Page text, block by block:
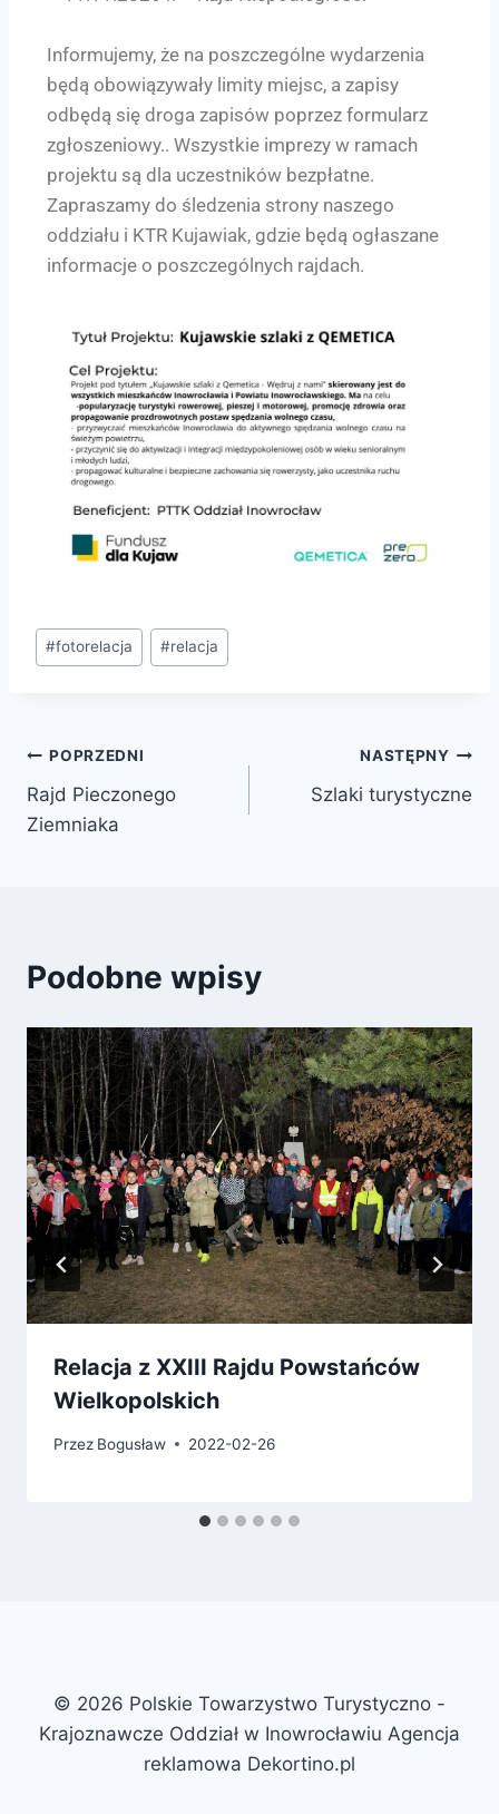
Informujemy, że na poszczególne wydarzenia
będą obowiązywały limity miejsc, a zapisy
odbędą się droga zapisów poprzez formularz
zgłoszeniowy.. Wszystkie imprezy w ramach
projektu są dla uczestników bezpłatne.
Zapraszamy do śledzenia strony naszego
oddziału i KTR Kujawiak, gdzie będą ogłaszane
informacje o poszczególnych rajdach.
#fotorelacja #relacja
POPRZEDNI
Rajd Pieczonego
Ziemniaka
NASTĘPNY
Szlaki turystyczne
Podobne wpisy
Relacja z XXIII Rajdu Powstańców
Wielkopolskich
Przez Bogusław 2022-02-26
© 2026 Polskie Towarzystwo Turystyczno -
Krajoznawcze Oddział w Inowrocławiu Agencja
reklamowa Dekortino.pl